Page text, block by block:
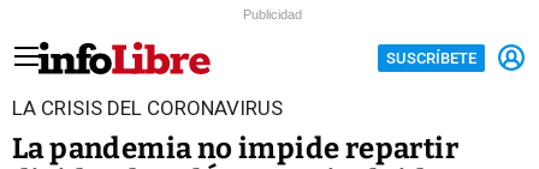
Publicidad
SUSCRÍBETE
LA CRISIS DEL CORONAVIRUS
La pandemia no impide repartir